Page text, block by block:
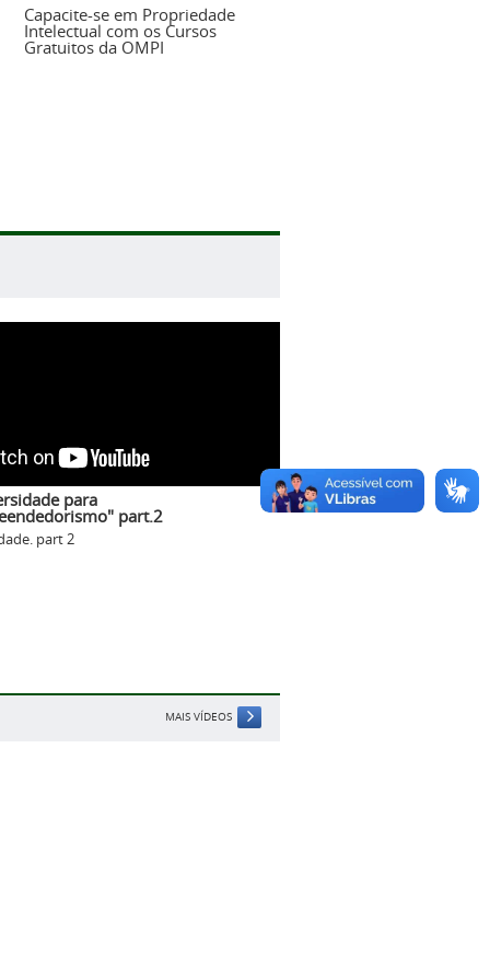
Capacite-se em Propriedade
Intelectual com os Cursos
Gratuitos da OMPI
para
part.2
part 2
MAIS VÍDEOS